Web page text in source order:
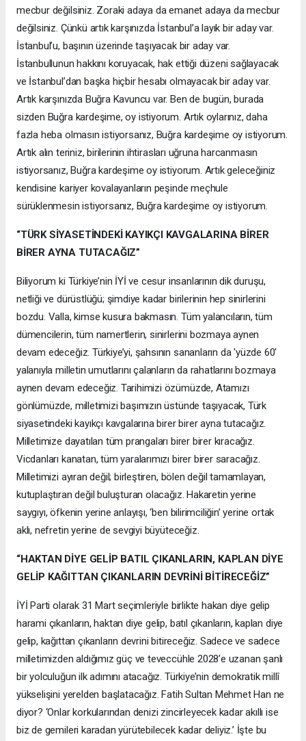
mecbur değilsiniz. Zoraki adaya da emanet adaya da mecbur
değilsiniz. Çünkü artık karşınızda İstanbul’a layık bir aday var.
İstanbul’u, başının üzerinde taşıyacak bir aday var.
İstanbullunun hakkını koruyacak, hak ettiği düzeni sağlayacak
ve İstanbul’dan başka hiçbir hesabı olmayacak bir aday var.
Artık karşınızda Buğra Kavuncu var. Ben de bugün, burada
sizden Buğra kardeşime, oy istiyorum. Artık oylarınız, daha
fazla heba olmasın istiyorsanız, Buğra kardeşime oy istiyorum.
Artık alın teriniz, birilerinin ihtirasları uğruna harcanmasın
istiyorsanız, Buğra kardeşime oy istiyorum. Artık geleceğiniz
kendisine kariyer kovalayanların peşinde meçhule
sürüklenmesin istiyorsanız, Buğra kardeşime oy istiyorum.
“TÜRK SİYASETİNDEKİ KAYIKÇI KAVGALARINA BİRER
BİRER AYNA TUTACAĞIZ”
Biliyorum ki Türkiye’nin İYİ ve cesur insanlarının dik duruşu,
netliği ve dürüstlüğü; şimdiye kadar birilerinin hep sinirlerini
bozdu. Valla, kimse kusura bakmasın. Tüm yalancıların, tüm
dümencilerin, tüm namertlerin, sinirlerini bozmaya aynen
devam edeceğiz. Türkiye’yi, şahsının sananların da 'yüzde 60'
yalanıyla milletin umutlarını çalanların da rahatlarını bozmaya
aynen devam edeceğiz. Tarihimizi özümüzde, Atamızı
gönlümüzde, milletimizi başımızın üstünde taşıyacak, Türk
siyasetindeki kayıkçı kavgalarına birer birer ayna tutacağız.
Milletimize dayatılan tüm prangaları birer birer kıracağız.
Vicdanları kanatan, tüm yaralarımızı birer birer saracağız.
Milletimizi ayıran değil; birleştiren, bölen değil tamamlayan,
kutuplaştıran değil buluşturan olacağız. Hakaretin yerine
saygıyı, öfkenin yerine anlayışı, ‘ben bilirimciliğin’ yerine ortak
aklı, nefretin yerine de sevgiyi büyüteceğiz.
“HAKTAN DİYE GELİP BATIL ÇIKANLARIN, KAPLAN DİYE
GELİP KAĞITTAN ÇIKANLARIN DEVRİNİ BİTİRECEĞİZ”
İYİ Parti olarak 31 Mart seçimleriyle birlikte hakan diye gelip
harami çıkanların, haktan diye gelip, batıl çıkanların, kaplan diye
gelip, kağıttan çıkanların devrini bitireceğiz. Sadece ve sadece
milletimizden aldığımız güç ve teveccühle 2028’e uzanan şanlı
bir yolculuğun ilk adımını atacağız. Türkiye’nin demokratik millî
yükselişini yerelden başlatacağız. Fatih Sultan Mehmet Han ne
diyor? ‘Onlar korkularından denizi zincirleyecek kadar akıllı ise
biz de gemileri karadan yürütebilecek kadar deliyiz.’ İşte bu